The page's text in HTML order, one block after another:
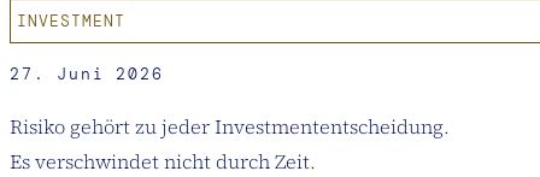
INVESTMENT
27. Juni 2026
Risiko gehört zu jeder Investmententscheidung.
Es verschwindet nicht durch Zeit.